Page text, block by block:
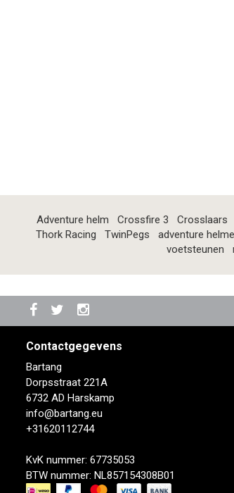
Adventure helm Crossfire 3 Crosslaars
Thork Racing
TwinPegs adventure
voetsteunen
Contactgegevens
Bartang
Dorpsstraat 221A
6732 AD Harskamp
info@bartang.eu
+31620112744
KvK nummer: 67735053
BTW nummer: NL857154308B01